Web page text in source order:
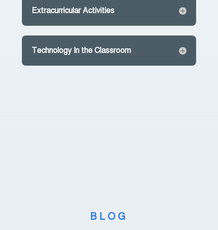
Extracurricular Activities
Technology In the Classroom
BLOG